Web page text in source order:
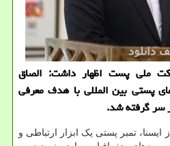
ملی پست اظهار داشت: الصاق
پستی بین المللی با هدف معرفی
سر گرفته شد.
ایسنا، تمبر پستی یک ابزار ارتباطی و